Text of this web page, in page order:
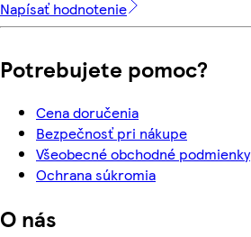
Napísať hodnotenie
Potrebujete pomoc?
Cena doručenia
Bezpečnosť pri nákupe
Všeobecné obchodné podmienky
Ochrana súkromia
O nás